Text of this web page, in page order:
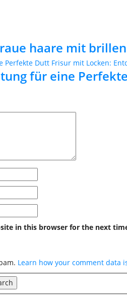
haare mit
für eine
in this browser for the next
Learn how your comment data